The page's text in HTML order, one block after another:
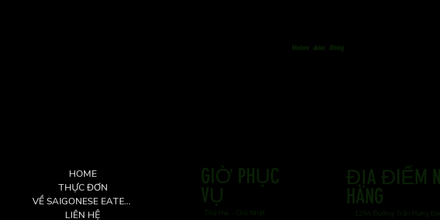
Modern Asian Dining
HOME
THỰC ĐƠN
VỀ SAIGONESE EATERY
LIÊN HỆ
GIỜ PHỤC
VỤ
Thứ Hai - Chủ Nhật
ĐỊA ĐIỂM
HÀNG
129A Đường Trần Hưng